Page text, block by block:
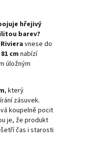
hřejivý
barev?
vnese do
81 cm nabízí
úložným
, který
zásuvek.
koupelně pocit
je, že produkt
čas i starosti